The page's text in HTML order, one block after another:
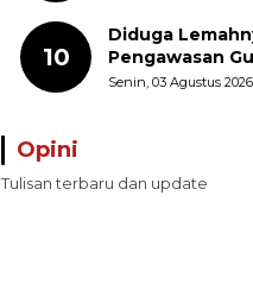
Terungkap
10
Diduga
Pengawasan
Provinsi Maluku
Senin, 03 Agustus
Opini
Tulisan terbaru dan update